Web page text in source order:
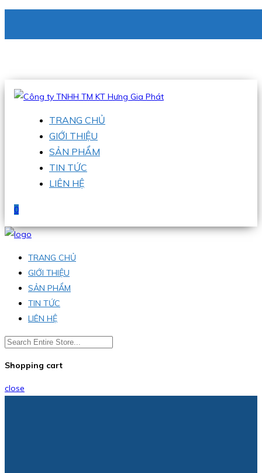
Hotline:0938 336 079
TRANG CHỦ
GIỚI THIỆU
SẢN PHẨM
TIN TỨC
LIÊN HỆ
0
TRANG CHỦ
GIỚI THIỆU
SẢN PHẨM
TIN TỨC
LIÊN HỆ
Shopping cart
close